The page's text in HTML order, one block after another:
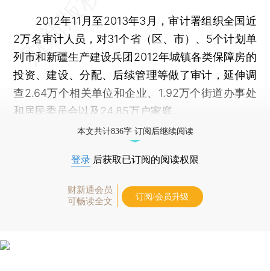
2012年11月至2013年3月，审计署组织全国近
2万名审计人员，对31个省（区、市）、5个计划单
列市和新疆生产建设兵团2012年城镇各类保障房的
投资、建设、分配、后续管理等做了审计，延伸调
查2.64万个相关单位和企业、1.92万个街道办事处
和居民委员会以及24.85万户家庭。
本文共计836字 订阅后继续阅读
登录 后获取已订阅的阅读权限
财新通会员
可畅读全文
订阅/会员升级